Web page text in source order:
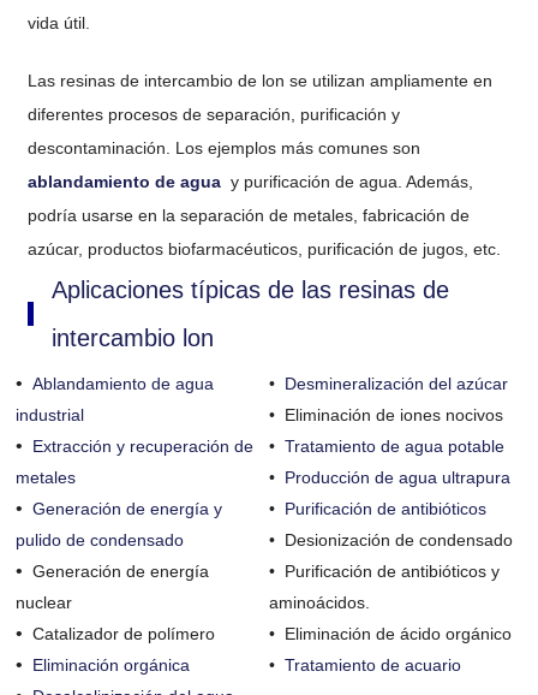
vida útil.
Las resinas de intercambio de lon se utilizan ampliamente en
diferentes procesos de separación, purificación y
descontaminación. Los ejemplos más comunes son
ablandamiento de agua y purificación de agua. Además,
podría usarse en la separación de metales, fabricación de
azúcar, productos biofarmacéuticos, purificación de jugos, etc.
Aplicaciones típicas de las resinas de
intercambio lon
•Ablandamiento de agua
industrial
• Extracción y recuperación de
metales
•Generación de energía y
pulido de condensado
•Generación de energía
nuclear
•Catalizador de polímero
• Eliminación orgánica
• Desmineralización del azúcar
• Eliminación de iones nocivos
• Tratamiento de agua potable
• Producción de agua ultrapura
• Purificación de antibióticos
• Desionización de condensado
• Purificación de antibióticos y
aminoácidos.
• Eliminación de ácido orgánico
• Tratamiento de acuario